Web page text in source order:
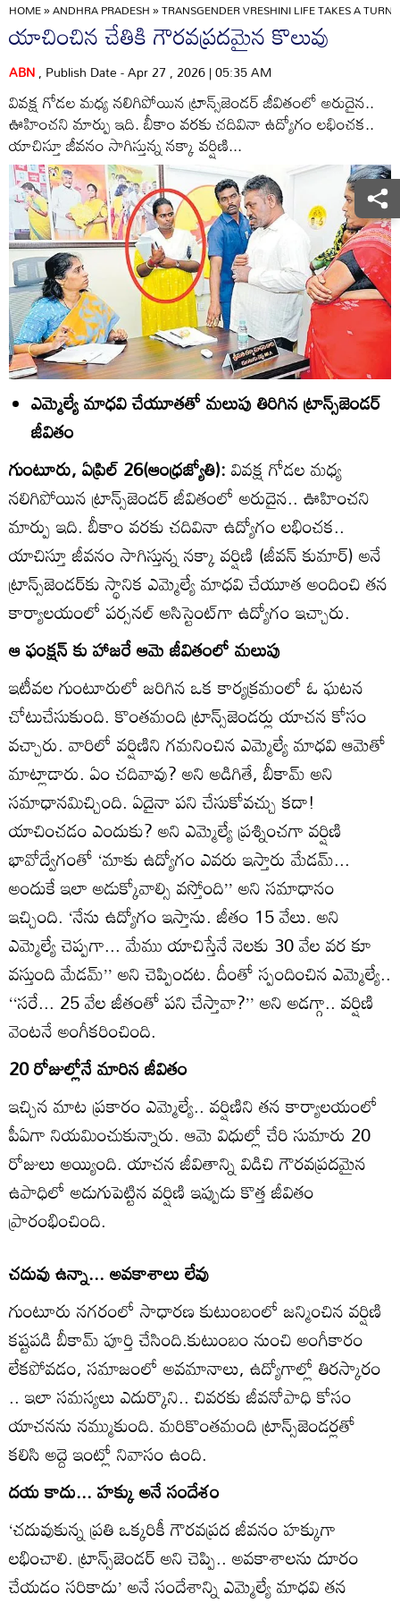
HOME»ANDHRA PRADESH»TRANSGENDER VRESHINI LIFE TAKES A
యాచించిన చేతికి గౌరవప్రదమైన కొలువు
ABN, Publish Date - Apr 27 , 2026 | 05:35 AM
వివక్ష గోడల మధ్య నలిగిపోయిన ట్రాన్స్‌జెండర్‌ జీవితంలో అరుదైన..
ఊహించని మార్పు ఇది. బీకాం వరకు చదివినా ఉద్యోగం లభించక..
యాచిస్తూ జీవనం సాగిస్తున్న నక్కా వర్షిణి...
ఎమ్మెల్యే మాధవి చేయూతతో మలుపు తిరిగిన ట్రాన్స్‌జెండర్‌
జీవితం
గుంటూరు, ఏప్రిల్‌ 26(ఆంధ్రజ్యోతి):వివక్ష గోడల మధ్య
నలిగిపోయిన ట్రాన్స్‌జెండర్‌ జీవితంలో అరుదైన.. ఊహించని
మార్పు ఇది. బీకాం వరకు చదివినా ఉద్యోగం లభించక..
యాచిస్తూ జీవనం సాగిస్తున్న నక్కా వర్షిణి (జీవన్‌ కుమార్‌) అనే
ట్రాన్స్‌జెండర్‌కు స్థానిక ఎమ్మెల్యే మాధవి చేయూత అందించి తన
కార్యాలయంలో పర్సనల్‌ అసిస్టెంట్‌గా ఉద్యోగం ఇచ్చారు.
ఆ ఫంక్షన్‌ కు హాజరే ఆమె జీవితంలో మలుపు
ఇటీవల గుంటూరులో జరిగిన ఒక కార్యక్రమంలో ఓ ఘటన
చోటుచేసుకుంది. కొంతమంది ట్రాన్స్‌జెండర్లు యాచన కోసం
వచ్చారు. వారిలో వర్షిణిని గమనించిన ఎమ్మెల్యే మాధవి ఆమెతో
మాట్లాడారు. ఏం చదివావు? అని అడిగితే, బీకామ్‌ అని
సమాధానమిచ్చింది. ఏదైనా పని చేసుకోవచ్చు కదా!
యాచించడం ఎందుకు? అని ఎమ్మెల్యే ప్రశ్నించగా వర్షిణి
భావోద్వేగంతో ‘మాకు ఉద్యోగం ఎవరు ఇస్తారు మేడమ్‌...
అందుకే ఇలా అడుక్కోవాల్సి వస్తోంది’’ అని సమాధానం
ఇచ్చింది. ‘నేను ఉద్యోగం ఇస్తాను. జీతం 15 వేలు. అని
ఎమ్మెల్యే చెప్పగా... మేము యాచిస్తేనే నెలకు 30 వేల వర కూ
వస్తుంది మేడమ్‌’’ అని చెప్పిందట. దీంతో స్పందించిన ఎమ్మెల్యే..
‘‘సరే... 25 వేల జీతంతో పని చేస్తావా?’’ అని అడగ్గా.. వర్షిణి
వెంటనే అంగీకరించింది.
20 రోజుల్లోనే మారిన జీవితం
ఇచ్చిన మాట ప్రకారం ఎమ్మెల్యే.. వర్షిణిని తన కార్యాలయంలో
పీఏగా నియమించుకున్నారు. ఆమె విధుల్లో చేరి సుమారు 20
రోజులు అయ్యింది. యాచన జీవితాన్ని విడిచి గౌరవప్రదమైన
ఉపాధిలో అడుగుపెట్టిన వర్షిణి ఇప్పుడు కొత్త జీవితం
ప్రారంభించింది.
చదువు ఉన్నా... అవకాశాలు లేవు
గుంటూరు నగరంలో సాధారణ కుటుంబంలో జన్మించిన వర్షిణి
కష్టపడి బీకామ్‌ పూర్తి చేసింది.కుటుంబం నుంచి అంగీకారం
లేకపోవడం, సమాజంలో అవమానాలు, ఉద్యోగాల్లో తిరస్కారం
.. ఇలా సమస్యలు ఎదుర్కొని.. చివరకు జీవనోపాధి కోసం
యాచనను నమ్ముకుంది. మరికొంతమంది ట్రాన్స్‌జెండర్లతో
కలిసి అద్దె ఇంట్లో నివాసం ఉంది.
దయ కాదు... హక్కు అనే సందేశం
‘చదువుకున్న ప్రతి ఒక్కరికీ గౌరవప్రద జీవనం హక్కుగా
లభించాలి. ట్రాన్స్‌జెండర్‌ అని చెప్పి.. అవకాశాలను దూరం
చేయడం సరికాదు’ అనే సందేశాన్ని ఎమ్మెల్యే మాధవి తన